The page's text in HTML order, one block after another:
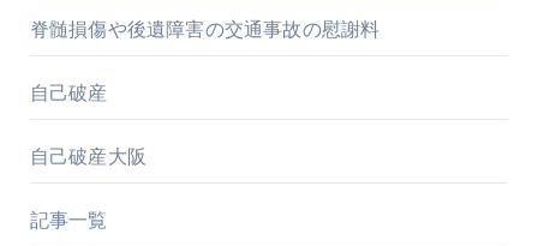
脊髄損傷や後遺障害の交通事故の慰謝料
自己破産
自己破産大阪
記事一覧